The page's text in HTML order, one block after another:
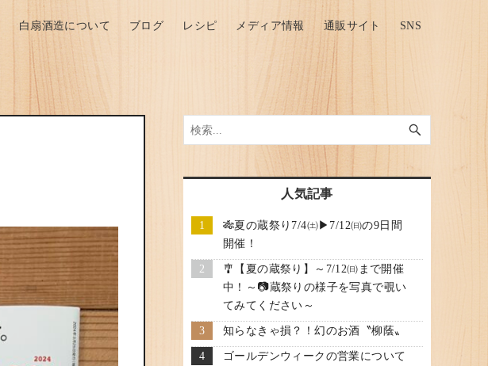
白扇酒造について ブログ レシピ メディア情報 通販サイト SNS
人気記事
🎋夏の蔵祭り7/4㈯▶7/12㈰の9日間
開催！
🎐【夏の蔵祭り】～7/12㈰まで開催
中！～📷蔵祭りの様子を写真で覗い
てみてください～
知らなきゃ損？！幻のお酒〝柳蔭〟
ゴールデンウィークの営業について